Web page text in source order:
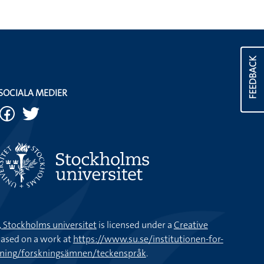
FEEDBACK
MEDIER
universitetis licensed under aCreative
on a work athttps://www.su.se/institutionen-for-
forskningsämnen/teckenspråk.